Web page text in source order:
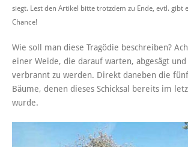
siegt. Lest den Artikel bitte trotzdem zu Ende, evtl. gibt
Chance!
Wie soll man diese Tragödie beschreiben?
einer Weide, die darauf warten, abgesägt
verbrannt zu werden. Direkt daneben die
Bäume, denen dieses Schicksal bereits im
wurde.